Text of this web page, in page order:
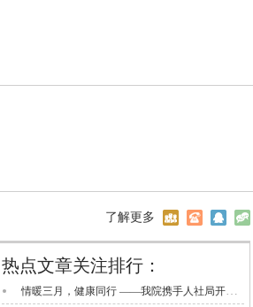
了解更多
热点文章关注排行：